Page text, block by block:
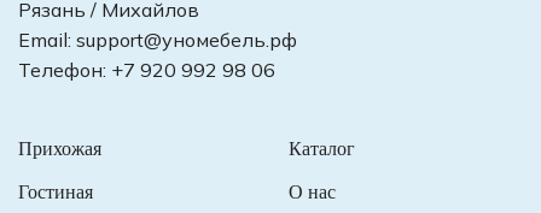
Рязань / Михайлов
Email: support@уномебель.рф
Телефон: +7 920 992 98 06
Прихожая
Гостиная
Каталог
О нас